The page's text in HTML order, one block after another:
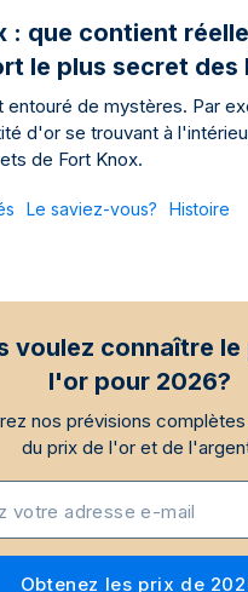
: que contient
le plus secret des
entouré de mystères. Par
d'or se trouvant à
de Fort Knox.
Le saviez-vous? Histoire
voulez connaître le
l'or pour 2026?
nos prévisions
du prix de l'or et de
votre adresse e-mail
Obtenez les prix de